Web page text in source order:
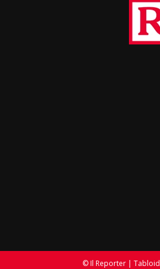
© Il Reporter | Tabloid